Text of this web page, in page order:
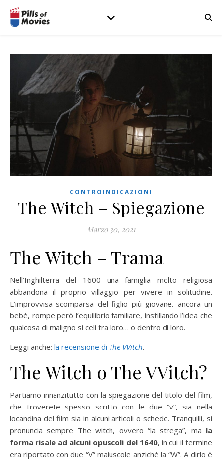
CONTROINDICAZIONI
The Witch – Spiegazione
Marzo 30, 2021
The Witch – Trama
Nell’Inghilterra del 1600 una famiglia molto religiosa
abbandona il proprio villaggio per vivere in solitudine.
L’improvvisa scomparsa del figlio più giovane, ancora un
bebè, rompe però l’equilibrio familiare, instillando l’idea che
qualcosa di maligno si celi tra loro… o dentro di loro.
Leggi anche: la recensione di The VVitch.
The Witch o The VVitch?
Partiamo innanzitutto con la spiegazione del titolo del film,
che troverete spesso scritto con le due “v”, sia nella
locandina del film sia in alcuni articoli o schede. Tranquilli, si
pronuncia sempre The witch, ovvero “la strega”, ma la
forma risale ad alcuni opuscoli del 1640, in cui il termine
era riportato con due “V” maiuscole anziché la “W”. A dirlo è